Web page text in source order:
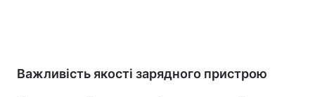
Важливість якості зарядного пристрою